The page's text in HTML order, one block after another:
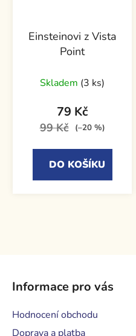
Einsteinovi z Vista
Point
Skladem (3 ks)
79 Kč
99 Kč (–20 %)
DO KOŠÍKU
Informace pro vás
Hodnocení obchodu
Doprava a platba